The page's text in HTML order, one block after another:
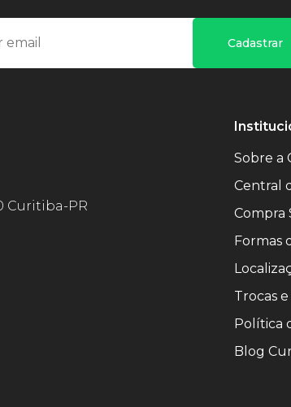
Cadastrar
Curitiba-PR
Sobre a
Central
Compra
Formas
Trocas
Política
Blog